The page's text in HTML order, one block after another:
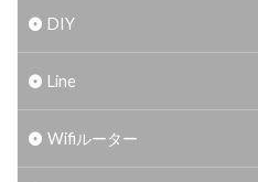
DIY
Line
Wifiルーター